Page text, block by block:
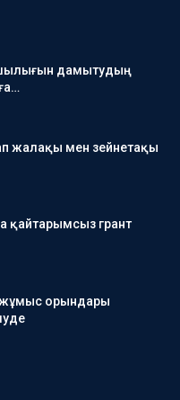
дамытудың
жалақы мен зейнетақы
қайтарымсыз грант
жұмыс орындары